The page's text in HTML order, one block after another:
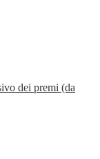
dei premi (da